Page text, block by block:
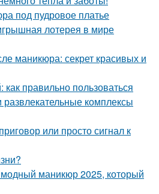
под пудровое платье
лотерея в мире
маникюра: секрет красивых и
правильно пользоваться
комплексы
или просто сигнал к
маникюр 2025, который